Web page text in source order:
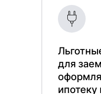
для